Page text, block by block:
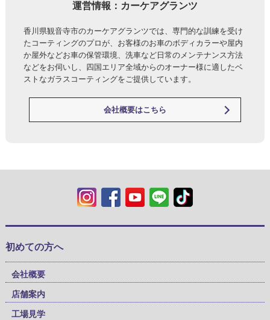
運営情報：カーケアグランツ
香川県観音寺市のカーケアグランツでは、専門的な訓練を受け
たコーティングのプロが、お客様のお車のボディカラーや屋内
か屋外などお車の保管環境、洗車など日常のメンテナンス方法
などをお伺いし、四国エリア全域からのオーナー様に適したベ
ストなガラスコーティングをご提供しています。
会社概要はこちら
初めての方へ
会社概要
店舗案内
工場見学